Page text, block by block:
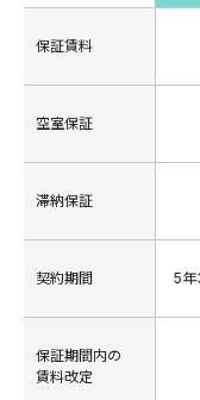
保証賃料
空室保証
滞納保証
契約期間 5年
保証期間内の
賃料改定